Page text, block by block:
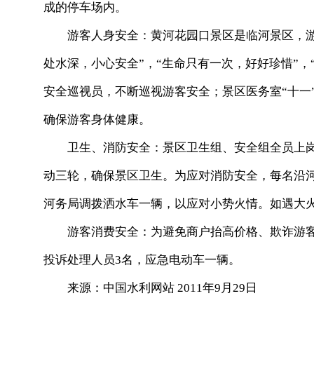
成的停车场内。
游客人身安全：黄河花园口景区是临河景区，
处水深，小心安全”，“生命只有一次，好好珍惜”
安全巡视员，不断巡视游客安全；景区医务室“十
确保游客身体健康。
卫生、消防安全：景区卫生组、安全组全员上
动三轮，确保景区卫生。为应对消防安全，每名
河务局调拨洒水车一辆，以应对小势火情。如遇大
游客消费安全：为避免商户抬高价格、欺诈游
投诉处理人员3名，应急电动车一辆。
来源：中国水利网站 2011年9月29日